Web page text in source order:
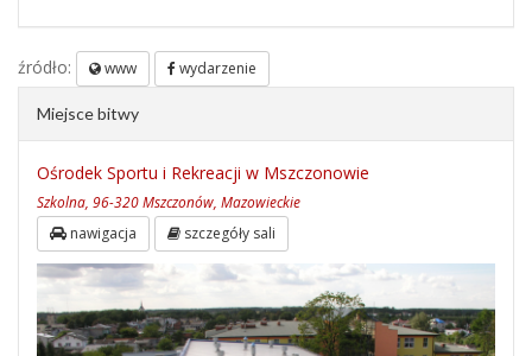
źródło: www wydarzenie
Miejsce bitwy
Ośrodek Sportu i Rekreacji w Mszczonowie
Szkolna, 96-320 Mszczonów, Mazowieckie
nawigacja szczegóły sali